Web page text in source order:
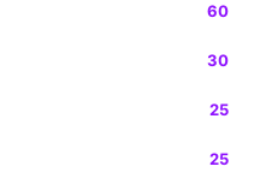
60
30
25
25